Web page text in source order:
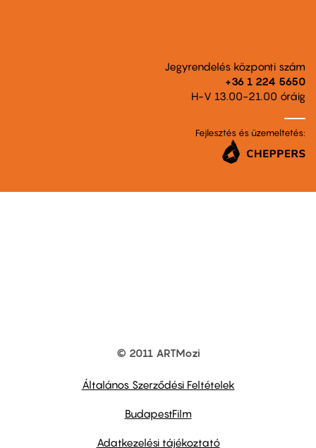
Jegyrendelés központi szám
+36 1 224 5650
H-V 13.00-21.00 óráig
Fejlesztés és üzemeltetés:
© 2011 ARTMozi
Általános Szerződési Feltételek
BudapestFilm
Adatkezelési tájékoztató